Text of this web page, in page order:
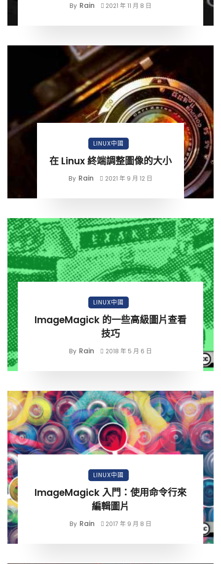
By Rain 2021 年 11 月 8 日
LINUX中國
在 Linux 終端調整圖像的大小
By Rain 2021 年 9 月 12 日
LINUX中國
ImageMagick 的一些高級圖片查看
技巧
By Rain 2018 年 5 月 6 日
LINUX中國
ImageMagick 入門：使用命令行來
編輯圖片
By Rain 2017 年 9 月 8 日